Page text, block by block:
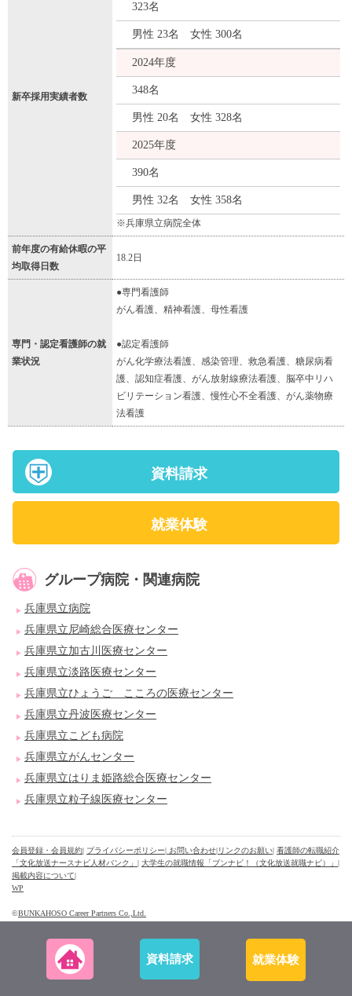
資料請求 就業体験
新卒採用実績者数
323名
男性 23名 女性 300名
2024年度
348名
男性 20名 女性 328名
2025年度
390名
男性 32名 女性 358名
※兵庫県立病院全体
前年度の有給休暇の平
均取得日数
18.2日
専門・認定看護師の就
業状況
●専門看護師
がん看護、精神看護、母性看護
●認定看護師
がん化学療法看護、感染管理、救急看護、糖尿病看
護、認知症看護、がん放射線療法看護、脳卒中リハ
ビリテーション看護、慢性心不全看護、がん薬物療
法看護
資料請求
就業体験
グループ病院・関連病院
兵庫県立病院
兵庫県立尼崎総合医療センター
兵庫県立加古川医療センター
兵庫県立淡路医療センター
兵庫県立ひょうご こころの医療センター
兵庫県立丹波医療センター
兵庫県立こども病院
兵庫県立がんセンター
兵庫県立はりま姫路総合医療センター
兵庫県立粒子線医療センター
会員登録・会員規約| プライバシーポリシー| お問い合わせ|リンクのお願い| 看護師の転職紹介
「文化放送ナースナビ人材バンク」 | 大学生の就職情報「ブンナビ！（文化放送就職ナビ）」 |
掲載内容について|
WP
©BUNKAHOSO Career Partners Co.,Ltd.